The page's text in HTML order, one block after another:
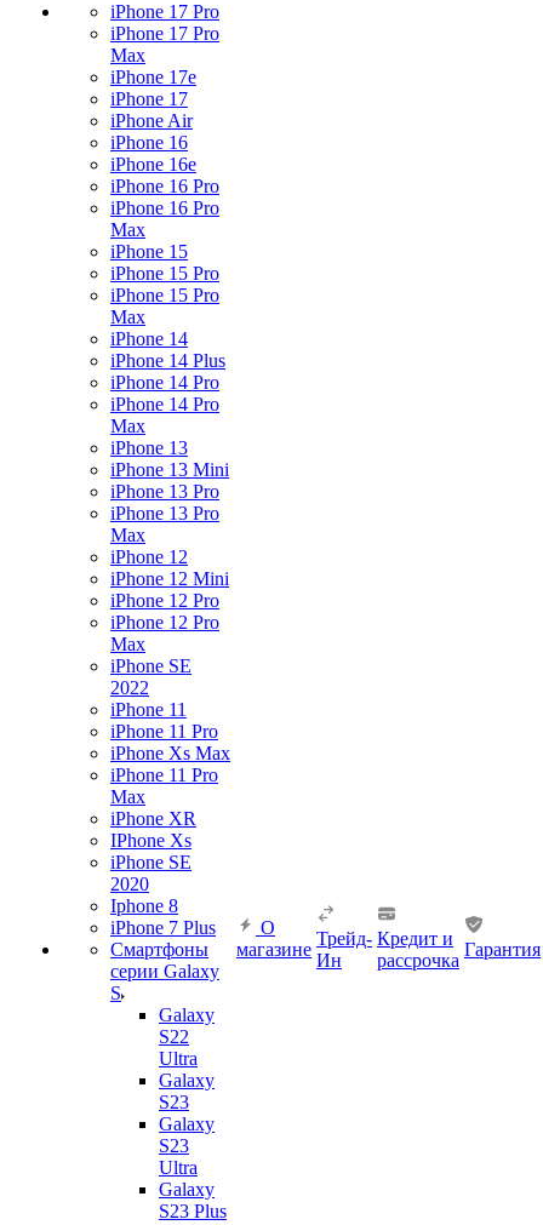
iPhone 17 Pro
iPhone 17 Pro
Max
iPhone 17e
iPhone 17
iPhone Air
iPhone 16
iPhone 16e
iPhone 16 Pro
iPhone 16 Pro
Max
iPhone 15
iPhone 15 Pro
iPhone 15 Pro
Max
iPhone 14
iPhone 14 Plus
iPhone 14 Pro
iPhone 14 Pro
Max
iPhone 13
iPhone 13 Mini
iPhone 13 Pro
iPhone 13 Pro
Max
iPhone 12
iPhone 12 Mini
iPhone 12 Pro
iPhone 12 Pro
Max
iPhone SE
2022
iPhone 11
iPhone 11 Pro
iPhone Xs Max
iPhone 11 Pro
Max
iPhone XR
IPhone Xs
iPhone SE
2020
Iphone 8
iPhone 7 Plus
Смартфоны
серии Galaxy
S
Galaxy
S22
Ultra
Galaxy
S23
Galaxy
S23
Ultra
Galaxy
S23 Plus
О
магазине
Трейд-
Ин
Кредит и
рассрочка
Гарантия